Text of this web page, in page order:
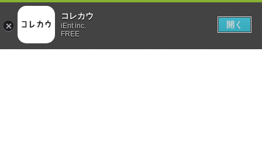
コレカウ
iEnt inc.
FREE
開く